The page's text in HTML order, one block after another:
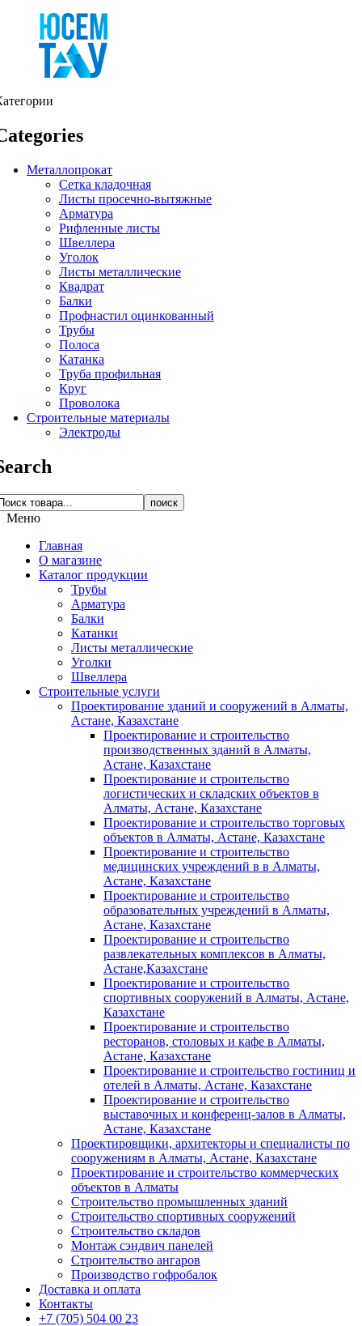
Металлопрокат
Сетка кладочная
Листы просечно-вытяжные
Арматура
Рифленные листы
Швеллера
Уголок
Листы металлические
Квадрат
Балки
Профнастил оцинкованный
Трубы
Полоса
Катанка
Труба профильная
Круг
Проволока
Строительные материалы
Электроды
поиск
Меню
Главная
О магазине
Каталог продукции
Трубы
Арматура
Балки
Катанки
Листы металлические
Уголки
Швеллера
Строительные услуги
Проектирование зданий и сооружений в Алматы,
Астане, Казахстане
Проектирование и строительство
производственных зданий в Алматы,
Астане, Казахстане
Проектирование и строительство
логистических и складских объектов в
Алматы, Астане, Казахстане
Проектирование и строительство торговых
объектов в Алматы, Астане, Казахстане
Проектирование и строительство
медицинских учреждений в в Алматы,
Астане, Казахстане
Проектирование и строительство
образовательных учреждений в Алматы,
Астане, Казахстане
Проектирование и строительство
развлекательных комплексов в Алматы,
Астане,Казахстане
Проектирование и строительство
спортивных сооружений в Алматы, Астане,
Казахстане
Проектирование и строительство
ресторанов, столовых и кафе в Алматы,
Астане, Казахстане
Проектирование и строительство гостиниц и
отелей в Алматы, Астане, Казахстане
Проектирование и строительство
выставочных и конференц-залов в Алматы,
Астане, Казахстане
Проектировщики, архитекторы и специалисты по
сооружениям в Алматы, Астане, Казахстане
Проектирование и строительство коммерческих
объектов в Алматы
Строительство промышленных зданий
Строительство спортивных сооружений
Строительство складов
Монтаж сэндвич панелей
Строительство ангаров
Производство гофробалок
Доставка и оплата
Контакты
+7 (705) 504 00 23